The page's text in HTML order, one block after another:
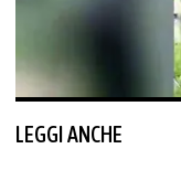
LEGGI ANCHE